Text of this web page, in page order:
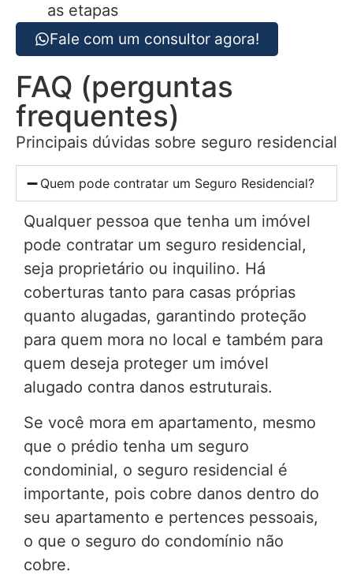
as etapas
Fale com um consultor agora!
FAQ (perguntas
frequentes)
Principais dúvidas sobre seguro residencial
Quem pode contratar um Seguro Residencial?
Qualquer pessoa que tenha um imóvel
pode contratar um seguro residencial,
seja proprietário ou inquilino. Há
coberturas tanto para casas próprias
quanto alugadas, garantindo proteção
para quem mora no local e também para
quem deseja proteger um imóvel
alugado contra danos estruturais.
Se você mora em apartamento, mesmo
que o prédio tenha um seguro
condominial, o seguro residencial é
importante, pois cobre danos dentro do
seu apartamento e pertences pessoais,
o que o seguro do condomínio não
cobre.